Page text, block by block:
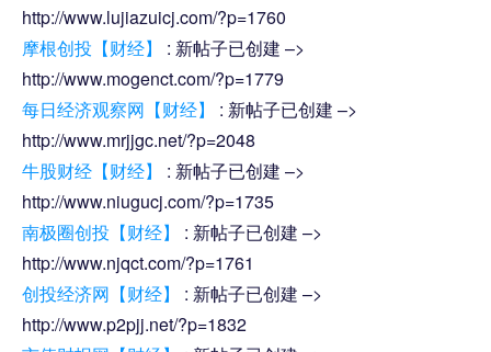
http://www.lujiazuicj.com/?p=1760
摩根创投【财经】
: 新帖子已创建 –>
http://www.mogenct.com/?p=1779
每日经济观察网【财经】
: 新帖子已创建 –>
http://www.mrjjgc.net/?p=2048
牛股财经【财经】
: 新帖子已创建 –>
http://www.niugucj.com/?p=1735
南极圈创投【财经】
: 新帖子已创建 –>
http://www.njqct.com/?p=1761
创投经济网【财经】
: 新帖子已创建 –>
http://www.p2pjj.net/?p=1832